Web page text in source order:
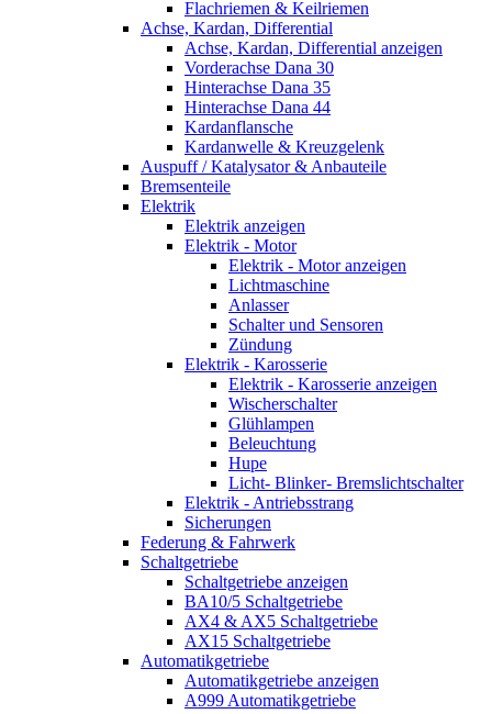
Flachriemen & Keilriemen
Achse, Kardan, Differential
Achse, Kardan, Differential anzeigen
Vorderachse Dana 30
Hinterachse Dana 35
Hinterachse Dana 44
Kardanflansche
Kardanwelle & Kreuzgelenk
Auspuff / Katalysator & Anbauteile
Bremsenteile
Elektrik
Elektrik anzeigen
Elektrik - Motor
Elektrik - Motor anzeigen
Lichtmaschine
Anlasser
Schalter und Sensoren
Zündung
Elektrik - Karosserie
Elektrik - Karosserie anzeigen
Wischerschalter
Glühlampen
Beleuchtung
Hupe
Licht- Blinker- Bremslichtschalter
Elektrik - Antriebsstrang
Sicherungen
Federung & Fahrwerk
Schaltgetriebe
Schaltgetriebe anzeigen
BA10/5 Schaltgetriebe
AX4 & AX5 Schaltgetriebe
AX15 Schaltgetriebe
Automatikgetriebe
Automatikgetriebe anzeigen
A999 Automatikgetriebe